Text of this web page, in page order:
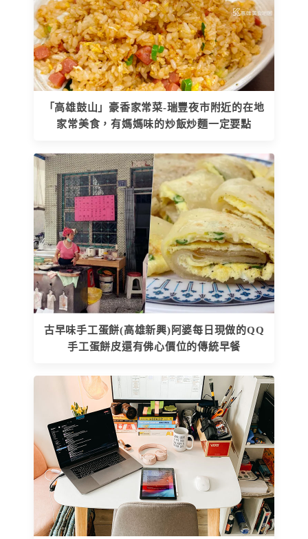
「高雄鼓山」豪香家常菜-瑞豐夜市附近的在地
家常美食，有媽媽味的炒飯炒麵一定要點
古早味手工蛋餅(高雄新興)阿婆每日現做的QQ
手工蛋餅皮還有佛心價位的傳統早餐